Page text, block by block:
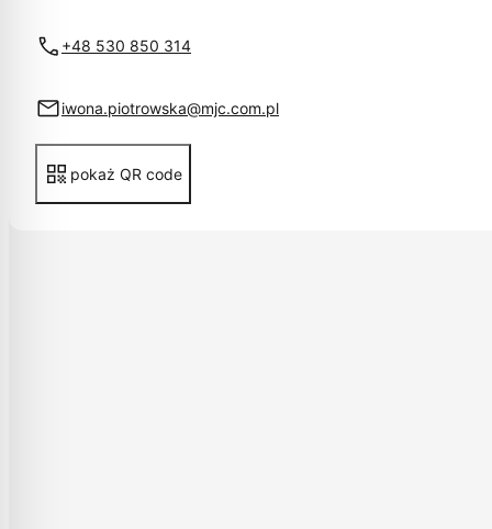
+48 530 850 314
iwona.piotrowska@mjc.com.pl
pokaż QR code